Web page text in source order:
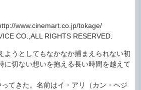
www.cinemart.co.jp/tokage/
CO.,ALL RIGHTS RESERVED.
うとしてもなかなか捕まえられない初
に切ない想いを抱える長い時間を越えて
てきた。名前はイ・アリ（カン・ヘジ